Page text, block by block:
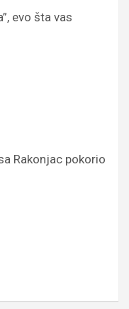
evo šta vas
Rakonjac pokorio